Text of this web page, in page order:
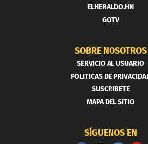
ELHERALDO.HN
GOTV
SOBRE NOSOTROS
SERVICIO AL USUARIO
POLITICAS DE
SUSCRIBETE
MAPA DEL SITIO
SÍGUENOS EN